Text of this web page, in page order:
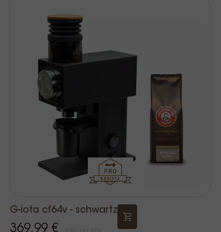
G-iota cf64v - schwartz
369,99 €